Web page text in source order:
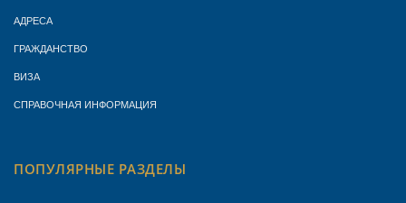
АДРЕСА
ГРАЖДАНСТВО
ВИЗА
СПРАВОЧНАЯ ИНФОРМАЦИЯ
ПОПУЛЯРНЫЕ РАЗДЕЛЫ